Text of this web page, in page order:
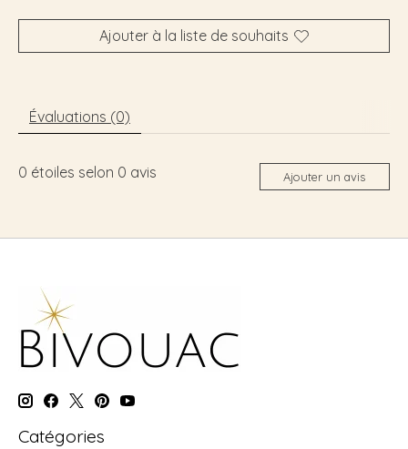
Ajouter à la liste de souhaits
Évaluations (0)
0 étoiles selon 0 avis Ajouter un avis
Catégories